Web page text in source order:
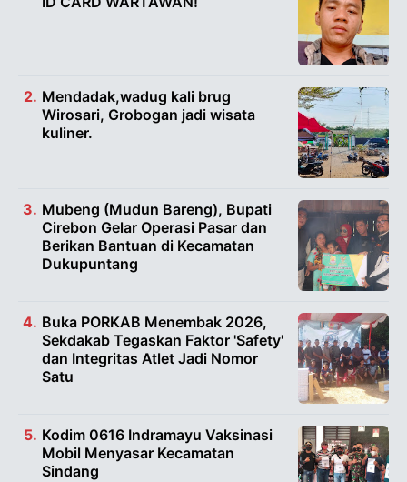
Mendadak,wadug kali brug
Wirosari, Grobogan jadi wisata
kuliner.
Mubeng (Mudun Bareng), Bupati
Cirebon Gelar Operasi Pasar dan
Berikan Bantuan di Kecamatan
Dukupuntang
Buka PORKAB Menembak 2026,
Sekdakab Tegaskan Faktor 'Safety'
dan Integritas Atlet Jadi Nomor
Satu
Kodim 0616 Indramayu Vaksinasi
Mobil Menyasar Kecamatan
Sindang